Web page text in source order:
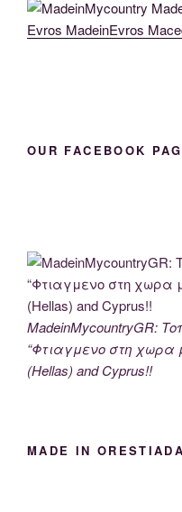
OUR FACEBOOK
MadeinMycountryGR:
“Φτιαγμενο στη χωρα
(Hellas) and Cyprus!!
MADE IN ORESTIADA